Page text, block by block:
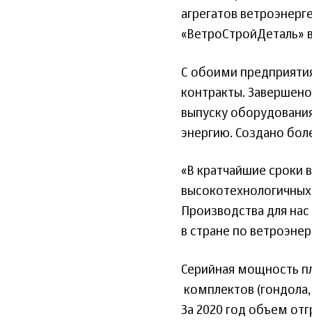
агрегатов
«ВетроСтройДеталь»
С обоими
контракты.
выпуску
энергию. Создано
«В кратчайшие сроки
высокотехнологичных
Производства для
в стране по
Серийная мощность
комплектов
За 2020 год объем